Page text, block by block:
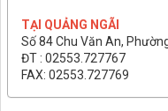
TẠI QUẢNG NGÃI
Số 84 Chu Văn An,
ĐT : 02553.727767
FAX: 02553.727769